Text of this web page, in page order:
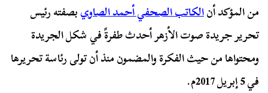
من المؤكد أنالكاتب الصحفي أحمد الصاويبصفته رئيس
تحرير جريدة صوت الأزهر أحدث طفرةً في شكل الجريدة
ومحتواها من حيث الفكرة والمضمون منذ أن تولى رئاسة تحريرها
في 5 إبريل 2017م.